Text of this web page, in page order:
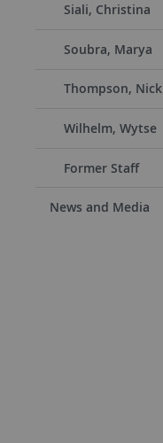
Siali, Christina
Soubra, Marya
Thompson, Nick
Wilhelm, Wytse
Former Staff
News and Media